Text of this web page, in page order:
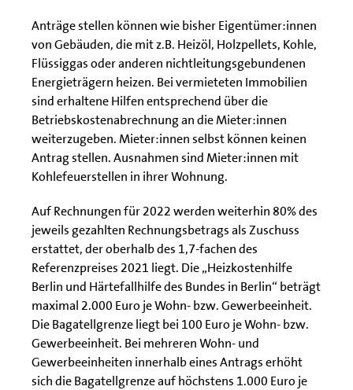
Anträge stellen können wie bisher Eigentümer:innen
von Gebäuden, die mit z.B. Heizöl, Holzpellets, Kohle,
Flüssiggas oder anderen nichtleitungsgebundenen
Energieträgern heizen. Bei vermieteten Immobilien
sind erhaltene Hilfen entsprechend über die
Betriebskostenabrechnung an die Mieter:innen
weiterzugeben. Mieter:innen selbst können keinen
Antrag stellen. Ausnahmen sind Mieter:innen mit
Kohlefeuerstellen in ihrer Wohnung.
Auf Rechnungen für 2022 werden weiterhin 80% des
jeweils gezahlten Rechnungsbetrags als Zuschuss
erstattet, der oberhalb des 1,7-fachen des
Referenzpreises 2021 liegt. Die „Heizkostenhilfe
Berlin und Härtefallhilfe des Bundes in Berlin“ beträgt
maximal 2.000 Euro je Wohn- bzw. Gewerbeeinheit.
Die Bagatellgrenze liegt bei 100 Euro je Wohn- bzw.
Gewerbeeinheit. Bei mehreren Wohn- und
Gewerbeeinheiten innerhalb eines Antrags erhöht
sich die Bagatellgrenze auf höchstens 1.000 Euro je